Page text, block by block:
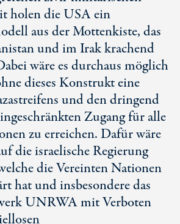
holen die USA ein
aus der Mottenkiste, das
und im Irak krachend
wäre es durchaus möglich
dieses Konstrukt eine
und den dringend
Zugang für alle
zu erreichen. Dafür wäre
die israelische Regierung
die Vereinten Nationen
hat und insbesondere das
UNRWA mit Verboten